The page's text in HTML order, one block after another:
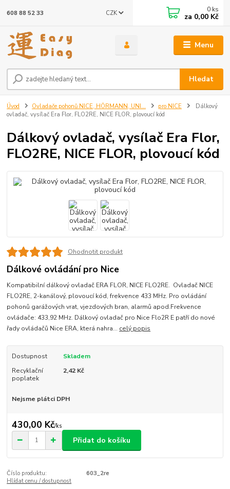
Menu
CZK
Hledat
608 88 52 33 0 ks
za 0,00 Kč
Úvod Ovladače pohonů NICE, HÖRMANN, UNI... pro NICE
Dálkový
ovladač, vysílač Era Flor, FLO2RE, NICE FLOR, plovoucí kód
Dálkový ovladač, vysílač Era Flor,
FLO2RE, NICE FLOR, plovoucí kód
Ohodnotit produkt
Dálkové ovládání pro Nice
Kompatibilní dálkový ovladač ERA FLOR, NICE FLO2RE. Ovladač NICE
FLO2RE, 2-kanálový, plovoucí kód, frekvence 433 MHz. Pro ovládání
pohonů garážových vrat, vjezdových bran, alarmů apod.Frekvence
ovládače: 433,92 MHz. Dálkový ovladač pro Nice Flo2R E patří do nové
řady ovládačů Nice ERA, která nahra... celý popis
Dostupnost
Skladem
Recyklační
poplatek
2,42 Kč
Nejsme plátci DPH
430,00 Kč/ks
Přidat do košíku
Číslo produktu:
603_2re
Hlídat cenu / dostupnost